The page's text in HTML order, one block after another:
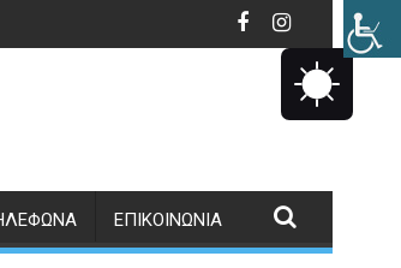
ΤΟ ΣΧΟΛΙΚΟ ΕΤΟΣ: 2026-202,
ΚΙΝΗΤΟΥ ΤΗΛΕΦΩΝΟΥ ΓΙΑ
ΕΠΙΚΟΙΝΩΝΊΑ